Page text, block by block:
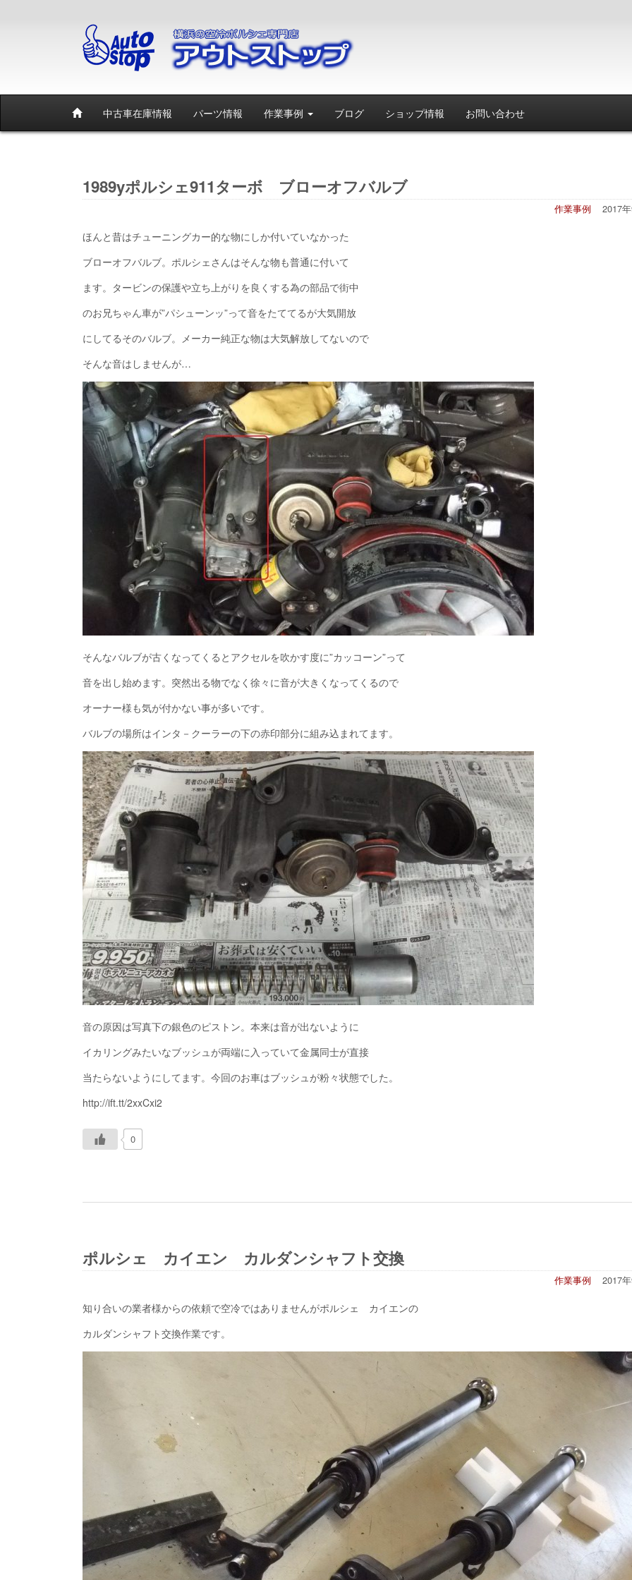
中古車在庫情報 パーツ情報 作業事例 ブログ ショップ情報 お問い合わせ
1989yポルシェ911ターボ ブローオフバルブ
2017
作業事例
ほんと昔はチューニングカー的な物にしか付いていなかった
ブローオフバルブ。ポルシェさんはそんな物も普通に付いて
ます。タービンの保護や立ち上がりを良くする為の部品で街中
のお兄ちゃん車が”パシューンッ”って音をたててるが大気開放
にしてるそのバルブ。メーカー純正な物は大気解放してないので
そんな音はしませんが…
そんなバルブが古くなってくるとアクセルを吹かす度に”カッコーン”って
音を出し始めます。突然出る物でなく徐々に音が大きくなってくるので
オーナー様も気が付かない事が多いです。
バルブの場所はインタ－クーラーの下の赤印部分に組み込まれてます。
音の原因は写真下の銀色のピストン。本来は音が出ないように
イカリングみたいなブッシュが両端に入っていて金属同士が直接
当たらないようにしてます。今回のお車はブッシュが粉々状態でした。
http://ift.tt/2xxCxi2
0
ポルシェ カイエン カルダンシャフト交換
2017
作業事例
知り合いの業者様からの依頼で空冷ではありませんがポルシェ カイエンの
カルダンシャフト交換作業です。